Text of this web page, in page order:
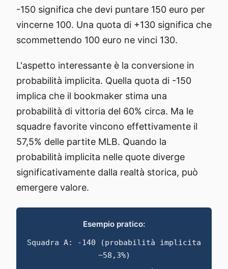
-150 significa che devi puntare 150 euro per
vincerne 100. Una quota di +130 significa che
scommettendo 100 euro ne vinci 130.
L'aspetto interessante è la conversione in
probabilità implicita. Quella quota di -150
implica che il bookmaker stima una
probabilità di vittoria del 60% circa. Ma le
squadre favorite vincono effettivamente il
57,5% delle partite MLB. Quando la
probabilità implicita nelle quote diverge
significativamente dalla realtà storica, può
emergere valore.
Esempio pratico:
Squadra A: -140 (probabilità implicita
~58,3%)